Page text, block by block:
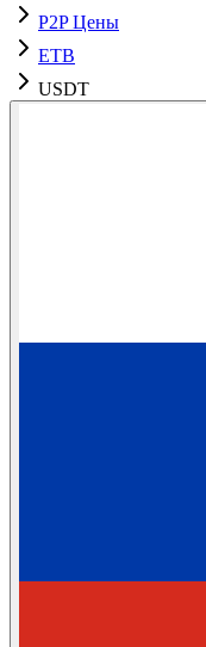
P2P Цены
ETB
USDT